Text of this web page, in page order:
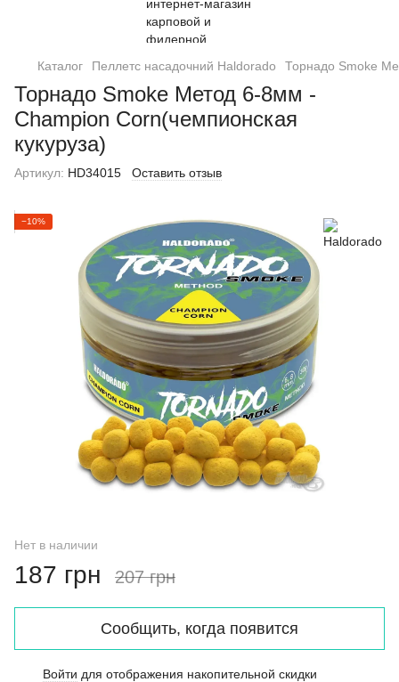
Каталог Пеллетс насадочний Haldorado Торнадо Smoke
Торнадо Smoke Метод 6-8мм -
Champion Corn(чемпионская
кукуруза)
Артикул: HD34015 Оставить отзыв
−10%
Нет в наличии
187 грн 207 грн
Сообщить, когда появится
Войти для отображения накопительной скидки